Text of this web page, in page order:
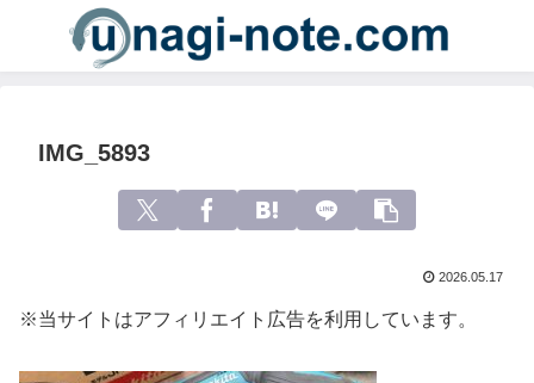
IMG_5893
2026.05.17
※当サイトはアフィリエイト広告を利用しています。